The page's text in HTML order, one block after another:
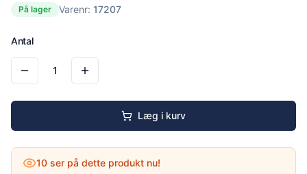
På lager Varenr: 17207
Antal
1
Læg i kurv
10 ser på dette produkt nu!